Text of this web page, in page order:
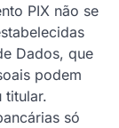
PIX não se
Dados, que
podem
titular.
só